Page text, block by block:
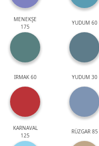
MENEKŞE
175
YUDUM 60
IRMAK 60 YUDUM 30
KARNAVAL
125
RÜZGAR 85